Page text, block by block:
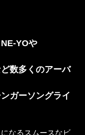
YOや
数多くのアーバ
ガーソングライ
なるスムースなビ